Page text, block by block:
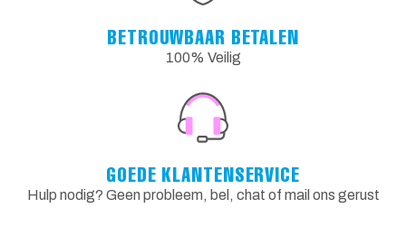
BETROUWBAAR BETALEN
100% Veilig
GOEDE KLANTENSERVICE
Hulp nodig? Geen probleem, bel, chat of mail ons gerust